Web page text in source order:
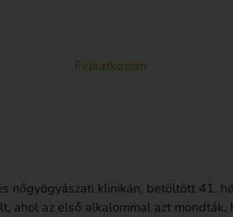
Feliratkozom
nőgyógyászati klinikán, betöltött 41.
ahol az első alkalommal azt mondták,